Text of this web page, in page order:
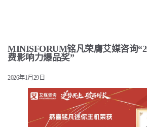
MINISFORUM铭凡荣膺艾媒咨询
费影响力爆品奖”
2026年1月29日